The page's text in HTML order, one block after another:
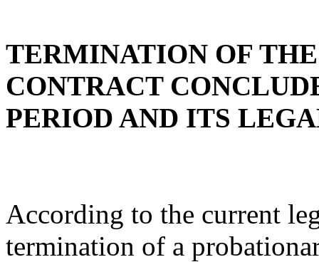
TERMINATION OF
CONTRACT
PERIOD AND ITS
According to the current
termination of a